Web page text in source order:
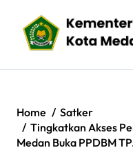
content
Home
Satker
Tingkatkan Akses
Medan Buka PPDBM